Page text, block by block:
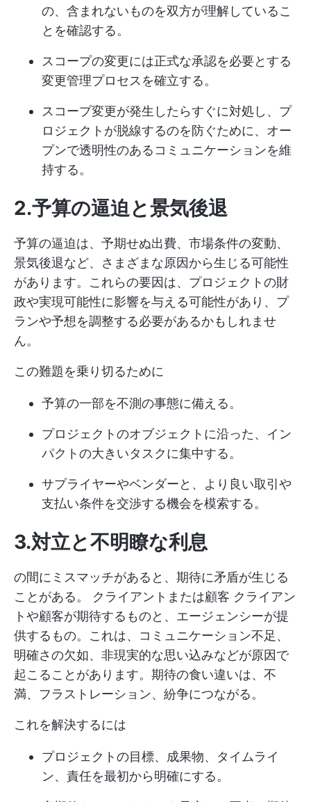
の、含まれないものを双方が理解しているこ
とを確認する。
スコープの変更には正式な承認を必要とする
変更管理プロセスを確立する。
スコープ変更が発生したらすぐに対処し、プ
ロジェクトが脱線するのを防ぐために、オー
プンで透明性のあるコミュニケーションを維
持する。
2.予算の逼迫と景気後退
予算の逼迫は、予期せぬ出費、市場条件の変動、
景気後退など、さまざまな原因から生じる可能性
があります。これらの要因は、プロジェクトの財
政や実現可能性に影響を与える可能性があり、プ
ランや予想を調整する必要があるかもしれませ
ん。
この難題を乗り切るために
予算の一部を不測の事態に備える。
プロジェクトのオブジェクトに沿った、イン
パクトの大きいタスクに集中する。
サプライヤーやベンダーと、より良い取引や
支払い条件を交渉する機会を模索する。
3.対立と不明瞭な利息
の間にミスマッチがあると、期待に矛盾が生じる
ことがある。 クライアントまたは顧客 クライアン
トや顧客が期待するものと、エージェンシーが提
供するもの。これは、コミュニケーション不足、
明確さの欠如、非現実的な思い込みなどが原因で
起こることがあります。期待の食い違いは、不
満、フラストレーション、紛争につながる。
これを解決するには
プロジェクトの目標、成果物、タイムライ
ン、責任を最初から明確にする。